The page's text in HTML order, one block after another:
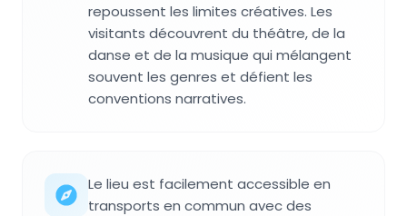
repoussent les limites créatives. Les
visitants découvrent du théâtre, de la
danse et de la musique qui mélangent
souvent les genres et défient les
conventions narratives.
Le lieu est facilement accessible en
transports en commun avec des